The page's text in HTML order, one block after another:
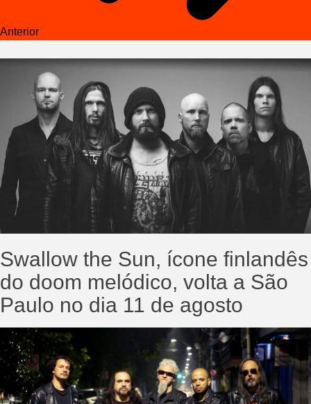
Anterior
Swallow the Sun, ícone finlandês
do doom melódico, volta a São
Paulo no dia 11 de agosto